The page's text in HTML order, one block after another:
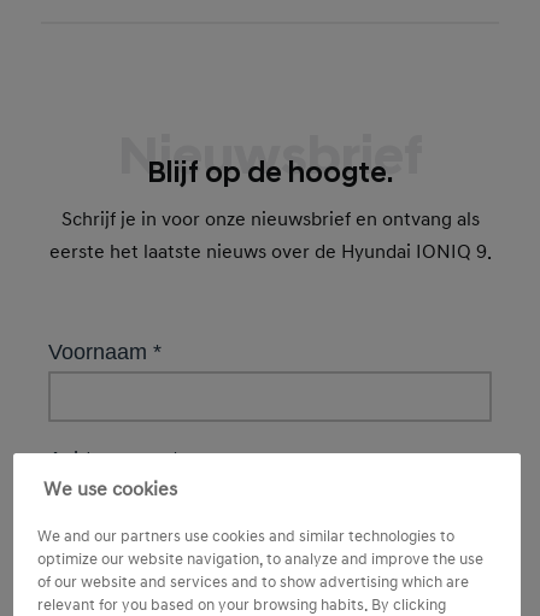
Nieuwsbrief
Blijf op de hoogte.
Schrijf je in voor onze nieuwsbrief en ontvang als
eerste het laatste nieuws over de Hyundai IONIQ 9.
We use cookies
We and our partners use cookies and similar technologies to
optimize our website navigation, to analyze and improve the use
of our website and services and to show advertising which are
relevant for you based on your browsing habits. By clicking